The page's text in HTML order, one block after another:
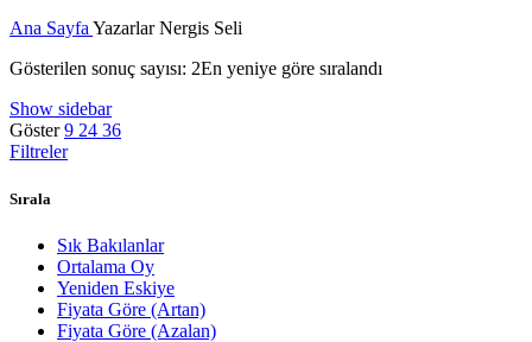
Ana SayfaYazarlarNergis Seli
Gösterilen sonuç sayısı: 2En yeniye göre sıralandı
Show sidebar
Göster9 24 36
Filtreler
Sırala
Sık Bakılanlar
Ortalama Oy
Yeniden Eskiye
Fiyata Göre (Artan)
Fiyata Göre (Azalan)